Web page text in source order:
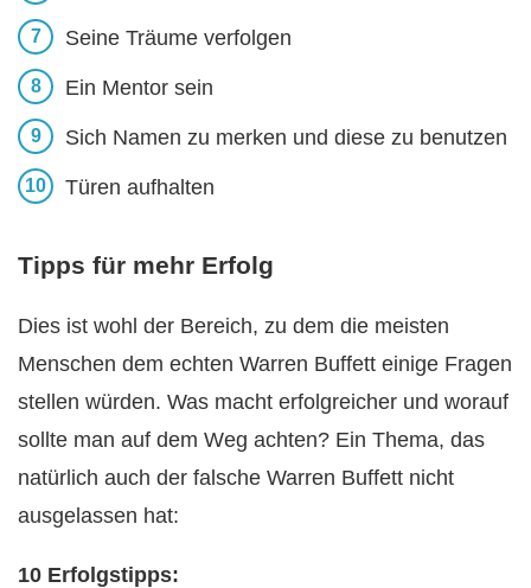
Seine Träume verfolgen
Ein Mentor sein
Sich Namen zu merken und diese zu benutzen
Türen aufhalten
Tipps für mehr Erfolg
Dies ist wohl der Bereich, zu dem die meisten
Menschen dem echten Warren Buffett einige Fragen
stellen würden. Was macht erfolgreicher und worauf
sollte man auf dem Weg achten? Ein Thema, das
natürlich auch der falsche Warren Buffett nicht
ausgelassen hat:
10 Erfolgstipps: